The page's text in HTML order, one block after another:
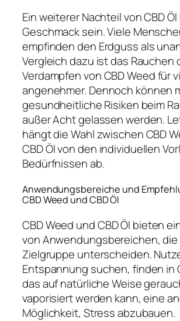
Ein weiterer Nachteil von CBD
Geschmack sein. Viele
empfinden den Erdguss als
Vergleich dazu ist das Rauchen
Verdampfen von CBD Weed für
angenehmer. Dennoch können
gesundheitliche Risiken beim
außer Acht gelassen werden.
hängt die Wahl zwischen CBD
CBD Öl von den individuellen
Bedürfnissen ab.
Anwendungsbereiche und
CBD Weed und CBD Öl
CBD Weed und CBD Öl bieten
von Anwendungsbereichen, die
Zielgruppe unterscheiden.
Entspannung suchen, finden in
das auf natürliche Weise
vaporisiert werden kann, eine
Möglichkeit, Stress abzubauen.